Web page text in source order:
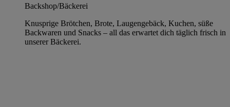
Backshop/Bäckerei
Knusprige Brötchen, Brote, Laugengebäck, Kuchen, süße
Backwaren und Snacks – all das erwartet dich täglich frisch in
unserer Bäckerei.